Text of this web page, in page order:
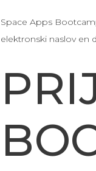
Space Apps
elektronski naslov en